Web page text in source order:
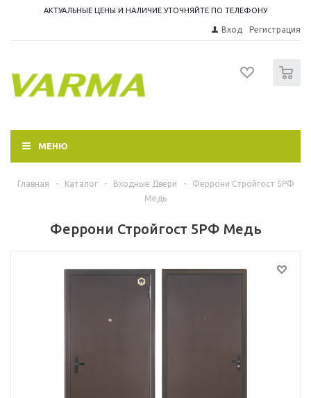
АКТУАЛЬНЫЕ ЦЕНЫ И НАЛИЧИЕ УТОЧНЯЙТЕ ПО ТЕЛЕФОНУ
Вход Регистрация
МЕНЮ
Главная - Каталог - Входные Двери -
Феррони Стройгост 5РФ
Медь
Феррони Стройгост 5РФ Медь